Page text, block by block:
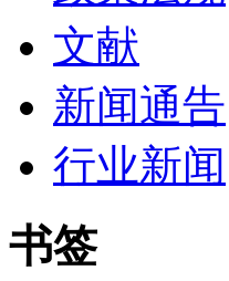
文献
新闻通告
行业新闻
书签